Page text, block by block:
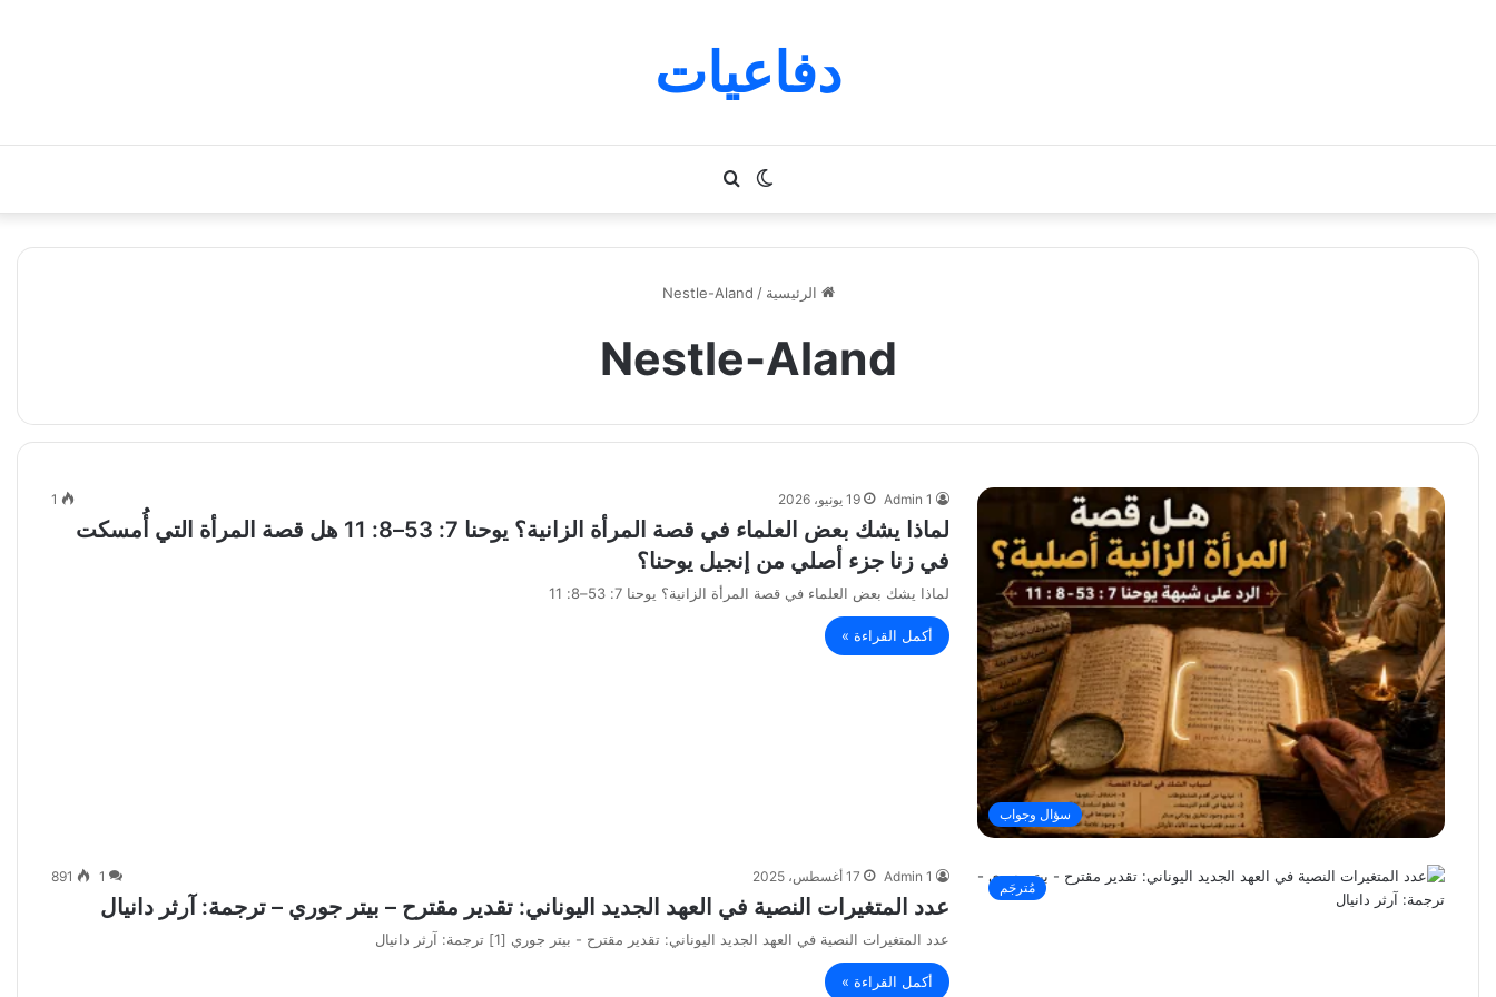
دفاعيات
بحث
عن
الوضع
المظلم
الرئيسية /
Nestle-Aland
Nestle-Aland
سؤال وجواب
Admin 1 19 يونيو، 2026 1
لماذا يشك بعض العلماء في قصة المرأة الزانية؟ يوحنا 7: 53–8: 11 هل قصة المرأة التي أُمسكت
في زنا جزء أصلي من إنجيل يوحنا؟
لماذا يشك بعض العلماء في قصة المرأة الزانية؟ يوحنا 7: 53–8: 11
أكمل القراءة »
مُترجَم
Admin 1 17 أغسطس، 2025 1
891
عدد المتغيرات النصية في العهد الجديد اليوناني: تقدير مقترح – بيتر جوري – ترجمة: آرثر دانيال
عدد المتغيرات النصية في العهد الجديد اليوناني: تقدير مقترح - بيتر جوري [1] ترجمة: آرثر دانيال
أكمل القراءة »